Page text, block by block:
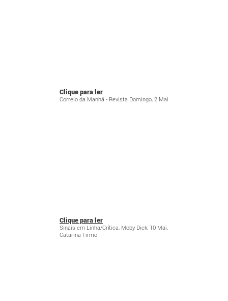
Clique para ler
Correio da Manhã - Revista Domingo, 2 Mai
Clique para ler
Sinais em Linha/Crítica, Moby Dick, 10 Mai,
Catarina Firmo